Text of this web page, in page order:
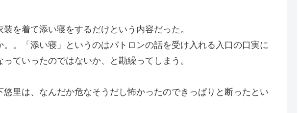
を着て添い寝をするだけという内容だった。
。「添い寝」というのはパトロンの話を受け入れる入口の口実に
ていったのではないか、と勘繰ってしまう。
悠里は、なんだか危なそうだし怖かったのできっぱりと断ったとい